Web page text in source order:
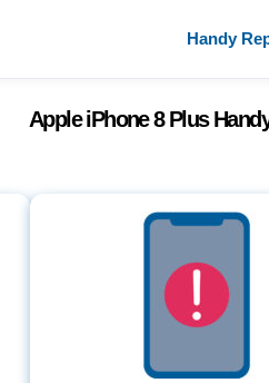
Handy
Apple iPhone 8 Plus